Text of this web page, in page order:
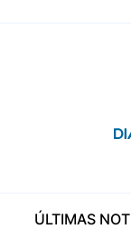
ÚLTIMAS